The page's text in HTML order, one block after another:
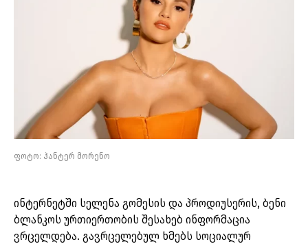
ფოტო: ჰანტერ მორენო
ინტერნეტში სელენა გომესის და პროდიუსერის, ბენი
ბლანკოს ურთიერთობის შესახებ ინფორმაცია
ვრცელდება. გავრცელებულ ხმებს სოციალურ